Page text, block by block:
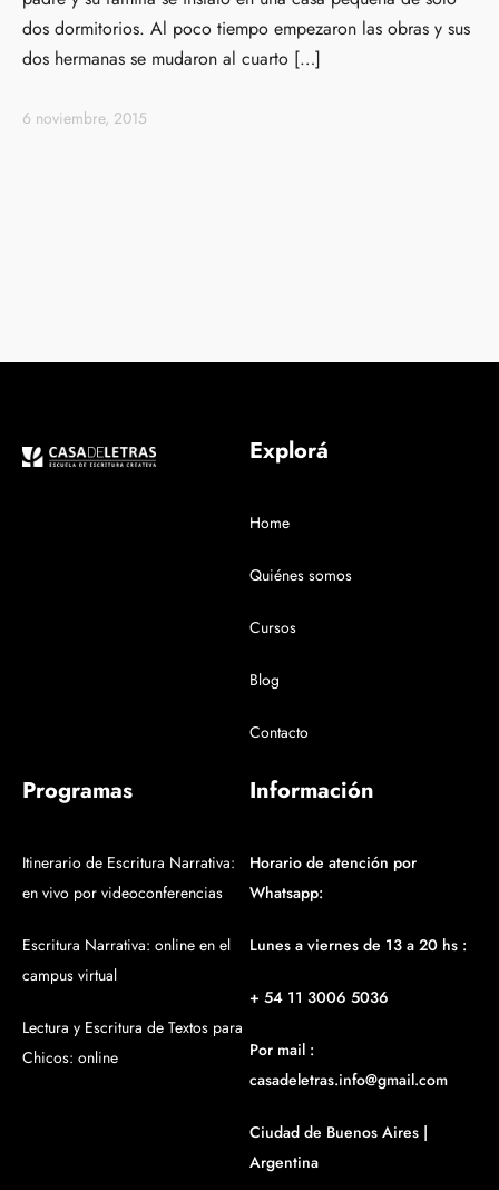
dos dormitorios. Al poco tiempo empezaron las obras y sus
dos hermanas se mudaron al cuarto […]
6 noviembre, 2015
Explorá
Home
Quiénes somos
Cursos
Blog
Contacto
Programas
Itinerario de Escritura Narrativa:
en vivo por videoconferencias
Escritura Narrativa: online en el
campus virtual
Lectura y Escritura de Textos para
Chicos: online
Información
Horario de atención por
Whatsapp:
Lunes a viernes de 13 a 20 hs :
+ 54 11 3006 5036
Por mail :
casadeletras.info@gmail.com
Ciudad de Buenos Aires |
Argentina